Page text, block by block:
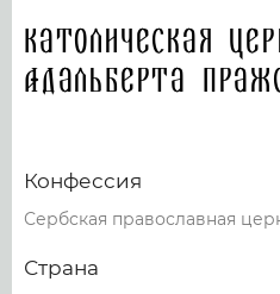
Католическая
Адальберта
Конфессия
Сербская православная
Страна